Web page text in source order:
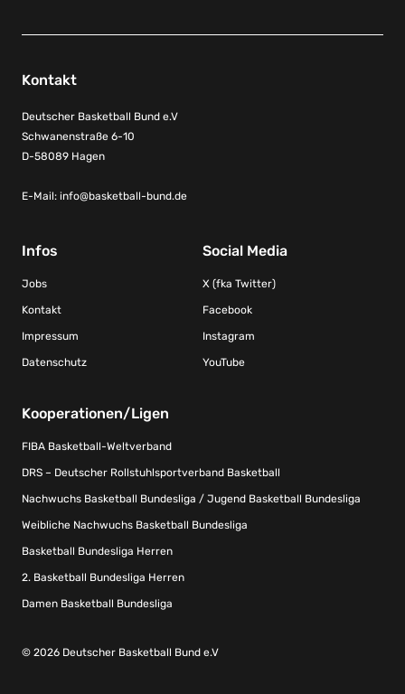
Kontakt
Deutscher Basketball Bund e.V
Schwanenstraße 6-10
D-58089 Hagen
E-Mail: info@basketball-bund.de
Infos
Jobs
Kontakt
Impressum
Datenschutz
Social Media
X (fka Twitter)
Facebook
Instagram
YouTube
Kooperationen/Ligen
FIBA Basketball-Weltverband
DRS – Deutscher Rollstuhlsportverband Basketball
Nachwuchs Basketball Bundesliga / Jugend Basketball Bundesliga
Weibliche Nachwuchs Basketball Bundesliga
Basketball Bundesliga Herren
2. Basketball Bundesliga Herren
Damen Basketball Bundesliga
© 2026 Deutscher Basketball Bund e.V